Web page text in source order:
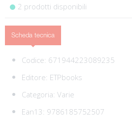
2 prodotti disponibili
Scheda tecnica
Codice: 671944223089235
Editore: ETPbooks
Categoria: Varie
Ean13: 9786185752507